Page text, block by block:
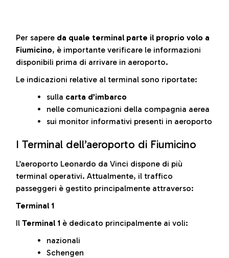
Per sapere da quale terminal parte il proprio volo a
Fiumicino, è importante verificare le informazioni
disponibili prima di arrivare in aeroporto.
Le indicazioni relative al terminal sono riportate:
sulla carta d’imbarco
nelle comunicazioni della compagnia aerea
sui monitor informativi presenti in aeroporto
I Terminal dell’aeroporto di Fiumicino
L’aeroporto Leonardo da Vinci dispone di più
terminal operativi. Attualmente, il traffico
passeggeri è gestito principalmente attraverso:
Terminal 1
Il Terminal 1 è dedicato principalmente ai voli:
nazionali
Schengen